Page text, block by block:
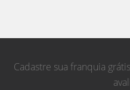
Cadastre sua franquia